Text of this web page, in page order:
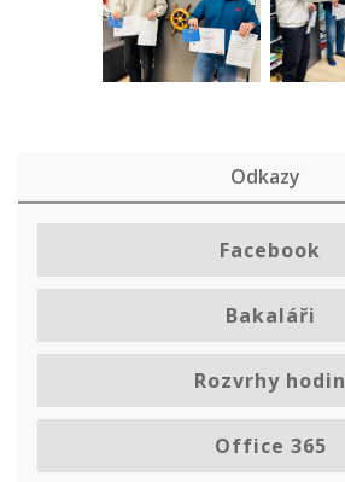
Odkazy
Facebook
Bakaláři
Rozvrhy hodin
Office 365